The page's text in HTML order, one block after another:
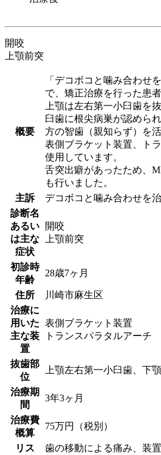
開咬
上顎前突
概要
「デコボコと噛み合わせ
で、矯正治療を行った患者
上顎は左右第一小臼歯を
臼歯に根尖病巣が認めら
方の智歯（親知らず）を
表側ブラケット装置、ト
使用しています。
舌突出癖があったため、
も行いました。
主訴
デコボコと噛み合わせを
診断名
あるい
は主な
症状
開咬
上顎前突
初診時
年齢
28歳7ヶ月
住所
川崎市麻生区
治療に
用いた
主な装
置
表側ブラケット装置
トランスパラタルアーチ
抜歯部
位
上顎左右第一小臼歯、下
治療期
間
3年3ヶ月
治療費
概算
75万円（税別）
リス
歯の移動による痛み、装